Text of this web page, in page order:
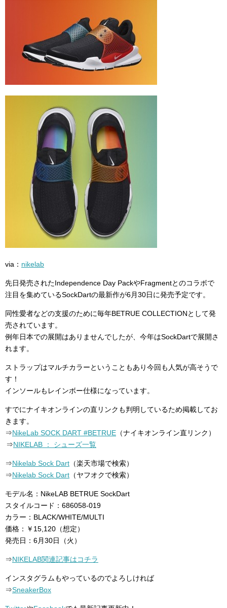
via： nikelab
先日発売されたIndependence Day PackやFragmentとのコラボで
注目を集めているSockDartの最新作が6月30日に発売予定です。
同性愛者などの支援のために毎年BETRUE COLLECTIONとして発
売されています。
例年日本での展開はありませんでしたが、今年はSockDartで展開さ
れます。
ストラップはマルチカラーということもあり今回も人気が高そうで
す！
インソールもレインボー仕様になっています。
すでにナイキオンラインの直リンクも判明しているため掲載してお
きます。
⇒NikeLab SOCK DART #BETRUE （ナイキオンライン直リンク）
⇒NIKELAB ： シューズ一覧
⇒Nikelab Sock Dart （楽天市場で検索）
⇒Nikelab Sock Dart （ヤフオクで検索）
モデル名：NikeLAB BETRUE SockDart
スタイルコード：686058-019
カラー：BLACK/WHITE/MULTI
価格：￥15,120（想定）
発売日：6月30日（火）
⇒NIKELAB関連記事はコチラ
インスタグラムもやっているのでよろしければ
⇒SneakerBox